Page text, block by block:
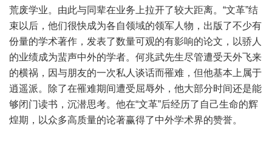
荒废学业。由此与同辈在业务上拉开了较大距离。“文革”结
束以后，他们很快成为各自领域的领军人物，出版了不少有
份量的学术著作，发表了数量可观的有影响的论文，以骄人
的业绩成为蜚声中外的学者。何兆武先生尽管遭受天外飞来
的横祸，因与朋友的一次私人谈话而罹难，但他基本上属于
逍遥派。除了在罹难期间遭受屈辱外，他大部分时间还是能
够闭门读书，沉潜思考。他在“文革”后经历了自己生命的辉
煌期，以众多高质量的论著赢得了中外学术界的赞誉。